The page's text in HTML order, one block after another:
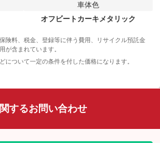
車体色
オフビートカーキメタリック
険料、税金、登録等に伴う費用、リサイクル預託金
が含まれています。
について一定の条件を付した価格になります。
するお問い合わせ